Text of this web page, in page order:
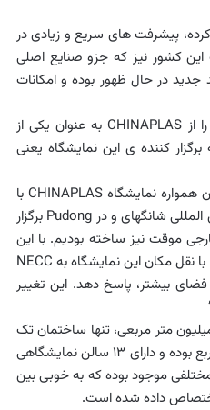
پیشرفت های سریع و زیادی در
کشور نیز که جزو صنایع اصلی
در حال ظهور بوده و امکانات
از CHINAPLASبه عنوان یکی از
کننده ی این نمایشگاه یعنی
CHINAPLAS با
شانگهای و در Pudong برگزار
موقت نیز ساخته بودیم. با این
نقل مکان این نمایشگاه به NECC
فضای بیشتر، پاسخ دهد. این تغییر
یک گل با چهار گل برگ می باشد. با وجود زیر بنای 47/1 میلیون متر مربعی، تنها ساختمان تک
واحد با این ابعاد در کل دنیا محسوب می شود. فضای داخلی این نمایشگاه 400000 متر مربع بوده و دارای 13 سالن نمایشگاهی
مختلفی موجود بوده که به خوبی بین
داده شده است.